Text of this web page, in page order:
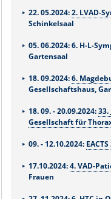
22. 05.2024:2. LVAD-
Schinkelsaal
05. 06.2024: 6. H-L-
Gartensaal
18. 09.2024:6.
Gesellschaftshaus,
18. 09. - 20.09.2024:
Gesellschaft für
09. - 12.10.2024:
17.10.2024:4. VAD-
Frauen